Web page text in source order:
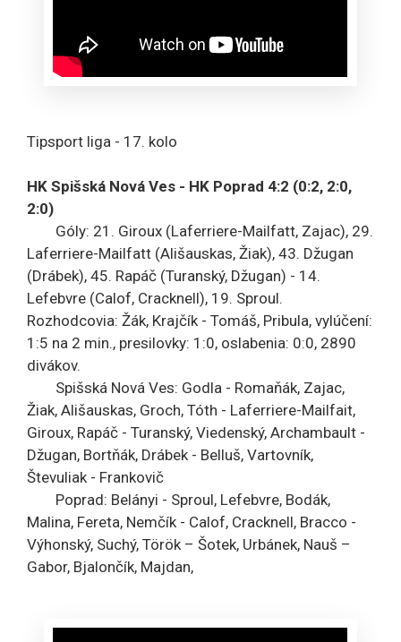
Tipsport liga - 17. kolo
HK Spišská Nová Ves - HK Poprad 4:2 (0:2, 2:0,
2:0)
Góly: 21. Giroux (Laferriere-Mailfatt, Zajac), 29.
Laferriere-Mailfatt (Ališauskas, Žiak), 43. Džugan
(Drábek), 45. Rapáč (Turanský, Džugan) - 14.
Lefebvre (Calof, Cracknell), 19. Sproul.
Rozhodcovia: Žák, Krajčík - Tomáš, Pribula, vylúčení:
1:5 na 2 min., presilovky: 1:0, oslabenia: 0:0, 2890
divákov.
Spišská Nová Ves: Godla - Romaňák, Zajac,
Žiak, Ališauskas, Groch, Tóth - Laferriere-Mailfait,
Giroux, Rapáč - Turanský, Viedenský, Archambault -
Džugan, Bortňák, Drábek - Belluš, Vartovník,
Števuliak - Frankovič
Poprad: Belányi - Sproul, Lefebvre, Bodák,
Malina, Fereta, Nemčík - Calof, Cracknell, Bracco -
Výhonský, Suchý, Török – Šotek, Urbánek, Nauš –
Gabor, Bjalončík, Majdan,